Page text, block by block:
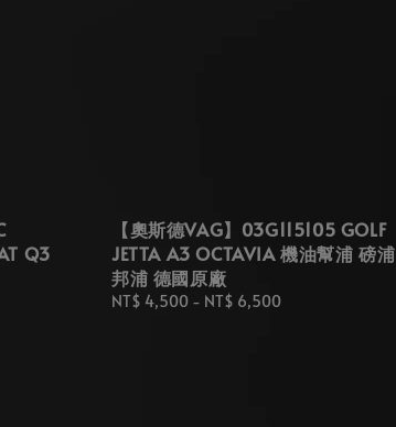
Q3
【奧斯德VAG】03G115105 GOLF
JETTA A3 OCTAVIA 機油幫浦 磅浦
邦浦 德國原廠
Regular
NT$ 4,500 - NT$ 6,500